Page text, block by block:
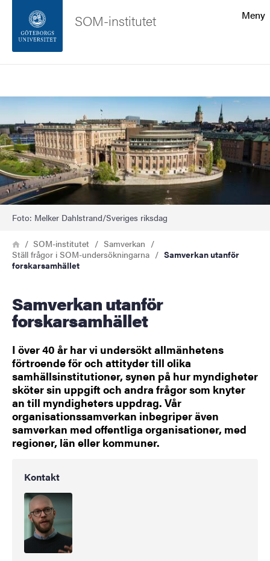
Sidfoten
Om webbplatsen
Meny
SOM-institutet
Bild
Foto: Melker Dahlstrand/Sveriges riksdag
Länkstig
HemSOM-institutet
Samverkan
Ställ frågor i SOM-undersökningarna
Samverkan utanför
forskarsamhället
Samverkan utanför
forskarsamhället
I över 40 år har vi undersökt allmänhetens
förtroende för och attityder till olika
samhällsinstitutioner, synen på hur myndigheter
sköter sin uppgift och andra frågor som knyter
an till myndigheters uppdrag. Vår
organisationssamverkan inbegriper även
samverkan med offentliga organisationer, med
regioner, län eller kommuner.
Kontakt